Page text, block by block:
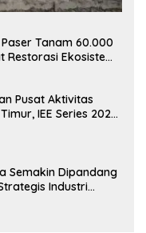
Tanam 60.000
Ekosistem
Pusat Aktivitas
IEE Series 2026
Semakin Dipandang
Industri